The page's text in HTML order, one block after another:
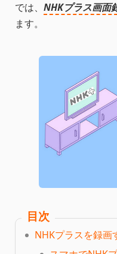
では、 NHKプラス画面
ます。
目次
NHKプラスを録画